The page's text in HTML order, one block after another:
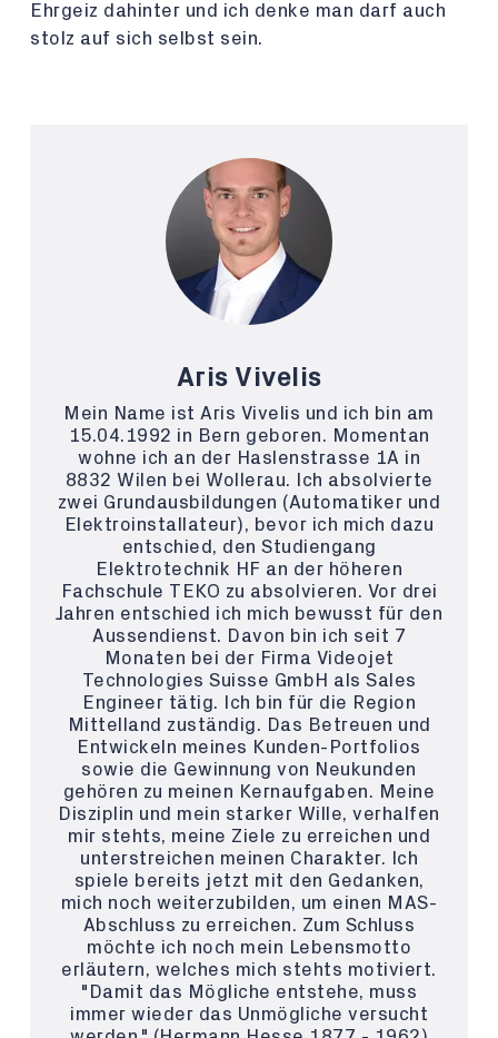
Ehrgeiz dahinter und ich denke man darf auch
stolz auf sich selbst sein.
Aris Vivelis
Mein Name ist Aris Vivelis und ich bin am
15.04.1992 in Bern geboren. Momentan
wohne ich an der Haslenstrasse 1A in
8832 Wilen bei Wollerau. Ich absolvierte
zwei Grundausbildungen (Automatiker und
Elektroinstallateur), bevor ich mich dazu
entschied, den Studiengang
Elektrotechnik HF an der höheren
Fachschule TEKO zu absolvieren. Vor drei
Jahren entschied ich mich bewusst für den
Aussendienst. Davon bin ich seit 7
Monaten bei der Firma Videojet
Technologies Suisse GmbH als Sales
Engineer tätig. Ich bin für die Region
Mittelland zuständig. Das Betreuen und
Entwickeln meines Kunden-Portfolios
sowie die Gewinnung von Neukunden
gehören zu meinen Kernaufgaben. Meine
Disziplin und mein starker Wille, verhalfen
mir stehts, meine Ziele zu erreichen und
unterstreichen meinen Charakter. Ich
spiele bereits jetzt mit den Gedanken,
mich noch weiterzubilden, um einen MAS-
Abschluss zu erreichen. Zum Schluss
möchte ich noch mein Lebensmotto
erläutern, welches mich stehts motiviert.
"Damit das Mögliche entstehe, muss
immer wieder das Unmögliche versucht